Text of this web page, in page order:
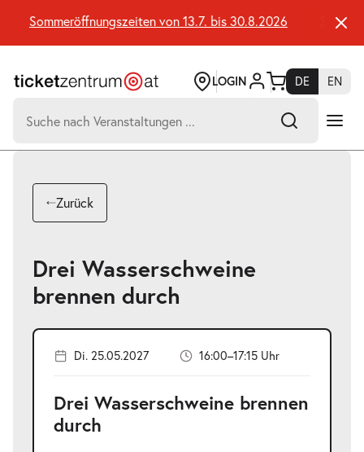
Seiteninhalt
springen
Sommeröffnungszeiten von 13.7. bis 30.8.2026
LOGIN DE
EN
nach:
Suchtreffer:
Zurück
Drei Wasserschweine
brennen durch
Di. 25.05.2027 16:00–17:15 Uhr
Drei Wasserschweine brennen
durch